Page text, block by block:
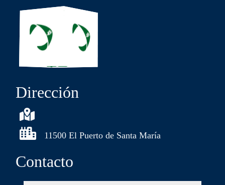
Dirección
11500 El Puerto de Santa María
Contacto